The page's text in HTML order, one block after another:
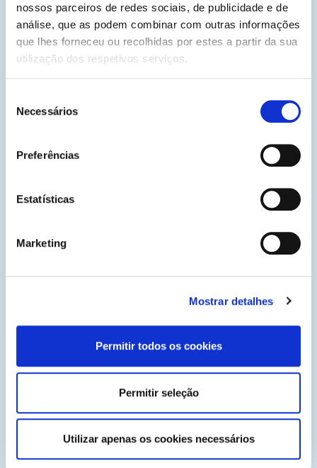
nossos parceiros de redes sociais, de publicidade e de
análise, que as podem combinar com outras informações
que lhes forneceu ou recolhidas por estes a partir da sua
utilização dos respetivos serviços.
Necessários
Preferências
Estatísticas
Marketing
Mostrar detalhes
Permitir todos os cookies
Permitir seleção
Utilizar apenas os cookies necessários
Silvia Sokolíková
SK